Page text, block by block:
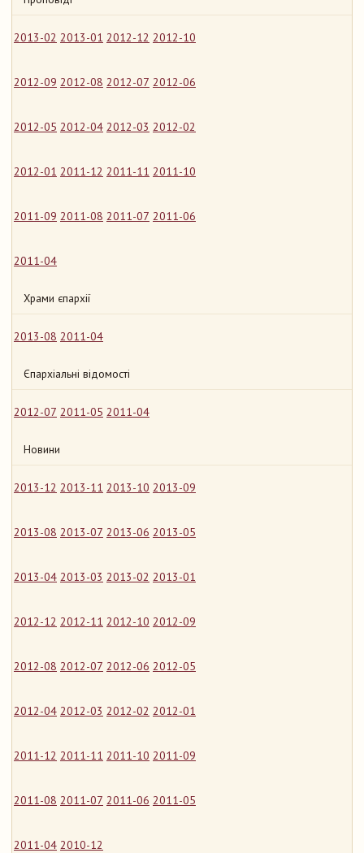
2013-02 2013-01 2012-12 2012-10
2012-09 2012-08 2012-07 2012-06
2012-05 2012-04 2012-03 2012-02
2012-01 2011-12 2011-11 2011-10
2011-09 2011-08 2011-07 2011-06
2011-04
Храми єпархії
2013-08 2011-04
Єпархіальні відомості
2012-07 2011-05 2011-04
Новини
2013-12 2013-11 2013-10 2013-09
2013-08 2013-07 2013-06 2013-05
2013-04 2013-03 2013-02 2013-01
2012-12 2012-11 2012-10 2012-09
2012-08 2012-07 2012-06 2012-05
2012-04 2012-03 2012-02 2012-01
2011-12 2011-11 2011-10 2011-09
2011-08 2011-07 2011-06 2011-05
2011-04 2010-12